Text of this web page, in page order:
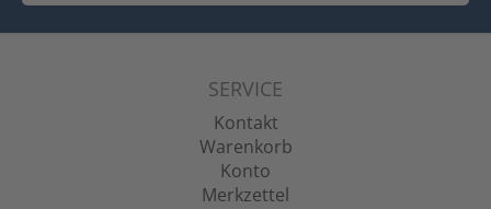
SERVICE
Kontakt
Warenkorb
Konto
Merkzettel